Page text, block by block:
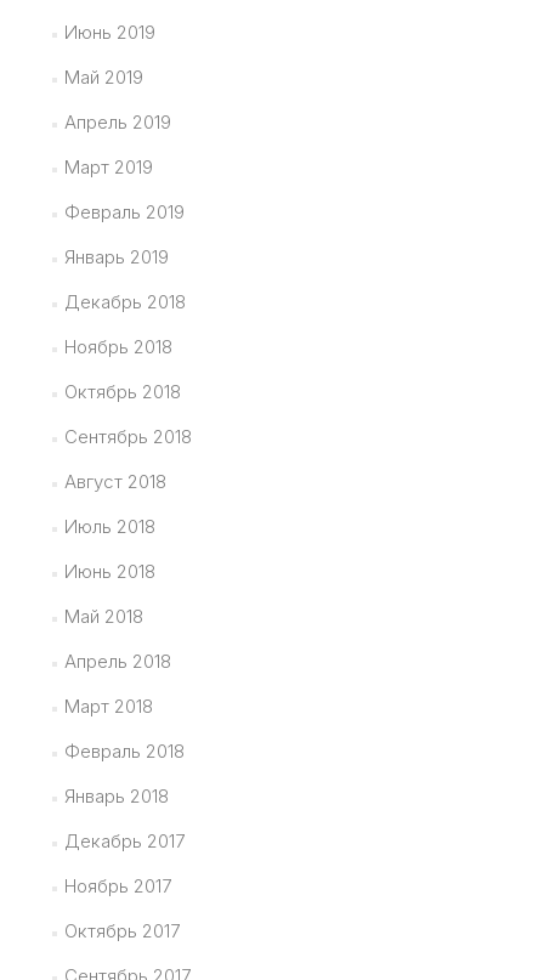
Июнь 2019
Май 2019
Апрель 2019
Март 2019
Февраль 2019
Январь 2019
Декабрь 2018
Ноябрь 2018
Октябрь 2018
Сентябрь 2018
Август 2018
Июль 2018
Июнь 2018
Май 2018
Апрель 2018
Март 2018
Февраль 2018
Январь 2018
Декабрь 2017
Ноябрь 2017
Октябрь 2017